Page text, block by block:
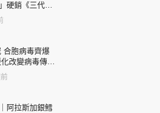
rights reserved.
硬銷《三代同
畢台前幕後喊
改變病毒傳播
市民勿掉以輕心
阿拉斯加銀鱈